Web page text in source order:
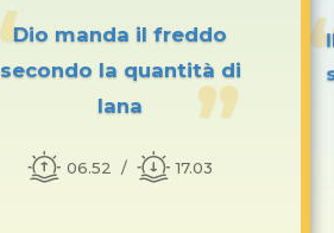
Dio manda il freddo
secondo la quantità di
lana
06.52 17.03